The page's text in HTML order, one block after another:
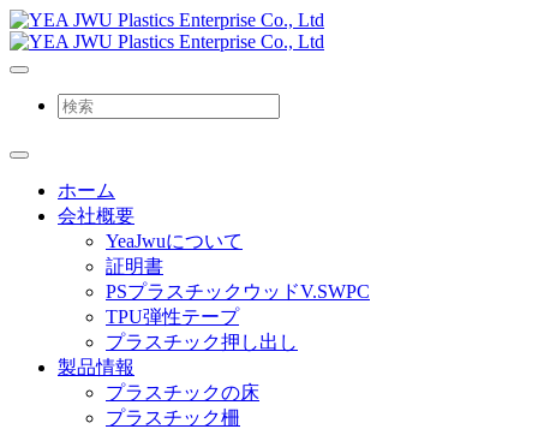
ホーム
会社概要
YeaJwuについて
証明書
PSプラスチックウッドV.SWPC
TPU弾性テープ
プラスチック押し出し
製品情報
プラスチックの床
プラスチック柵